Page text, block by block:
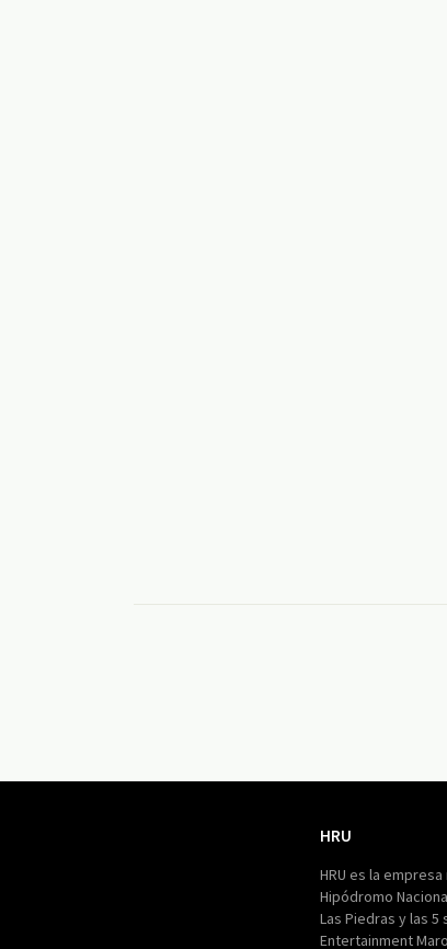
HRU
HRU es la
Hipódromo
Las Piedras y las
Entertainment